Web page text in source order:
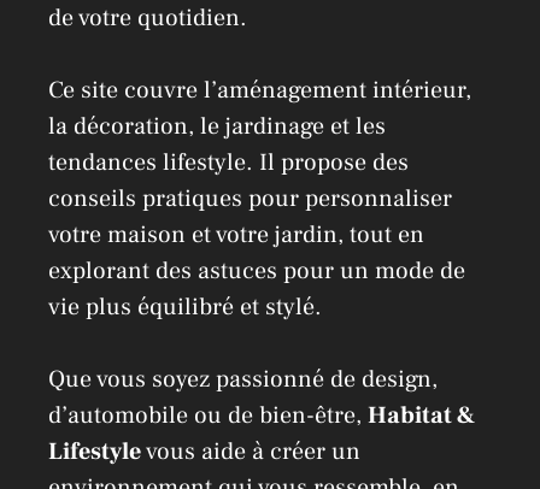
de votre quotidien.
Ce site couvre l’aménagement intérieur,
la décoration, le jardinage et les
tendances lifestyle. Il propose des
conseils pratiques pour personnaliser
votre maison et votre jardin, tout en
explorant des astuces pour un mode de
vie plus équilibré et stylé.
Que vous soyez passionné de design,
d’automobile ou de bien-être, Habitat &
Lifestylevous aide à créer un